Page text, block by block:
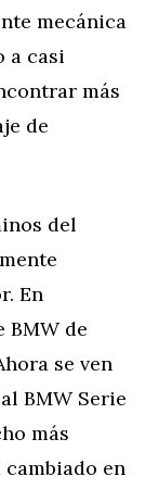
mecánica
a casi
más
de
del
En
de
se ven
BMW Serie
más
cambiado en